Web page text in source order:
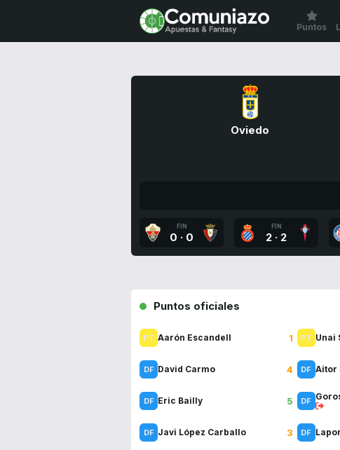
Puntos
Oviedo
FIN
0 · 0
FIN
2 · 2
Puntos oficiales
Aarón Escandell 1
David Carmo 4
Eric Bailly 5
Javi López Carballo 3
Unai
Aitor